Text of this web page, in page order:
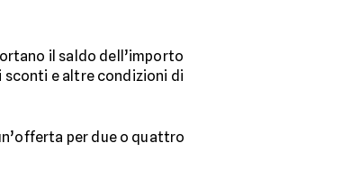
il saldo dell’importo
sconti e altre condizioni di
per due o quattro